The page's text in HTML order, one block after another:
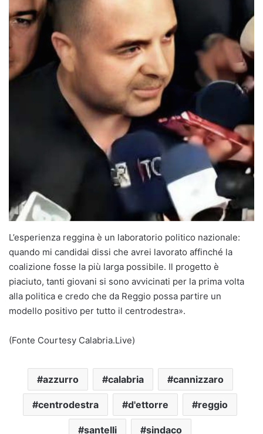
L’esperienza reggina è un laboratorio politico nazionale:
quando mi candidai dissi che avrei lavorato affinché la
coalizione fosse la più larga possibile. Il progetto è
piaciuto, tanti giovani si sono avvicinati per la prima volta
alla politica e credo che da Reggio possa partire un
modello positivo per tutto il centrodestra».
(Fonte Courtesy Calabria.Live)
azzurro calabria cannizzaro
centrodestra d'ettorre reggio
santelli sindaco